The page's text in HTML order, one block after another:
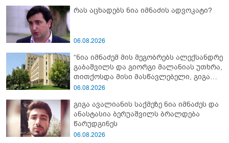
რას აცხადებს ნია იმნაძის ადვოკატი?
06.08.2026
“ნია იმნაძემ მის მეგობრებს ალექსანდრე
გაბაშვილს და გიორგი მალანიას უთხრა,
თითქოსდა მისი მასწავლებელი, გიგა
ავალიანი ზედმეტ ყურადღებას იჩენდა
გაბაშვილი წააქეზა” - პროკურატურა
06.08.2026
გიგა ავალიანის საქმეზე ნია იმნაძეს და
ანასტასია ბერუაშვილს ბრალდება
წარუდგინეს
06.08.2026